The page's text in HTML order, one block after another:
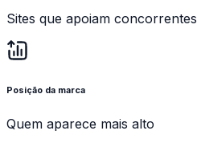
Sites que apoiam concorrentes
Posição da marca
Quem aparece mais alto